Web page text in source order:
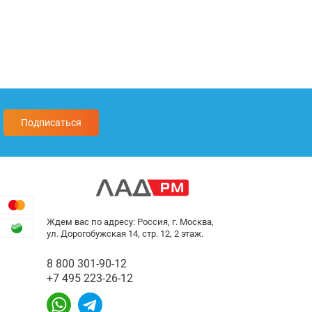
Подписаться
Ждем вас по адресу: Россия, г. Москва,
ул. Дорогобужская 14, стр. 12, 2 этаж.
8 800 301-90-12
+7 495 223-26-12